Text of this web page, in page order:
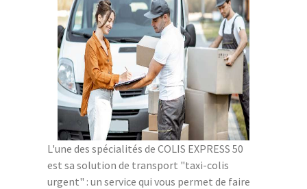
L'une des spécialités de COLIS EXPRESS 50
est sa solution de transport "taxi-colis
urgent" : un service qui vous permet de faire